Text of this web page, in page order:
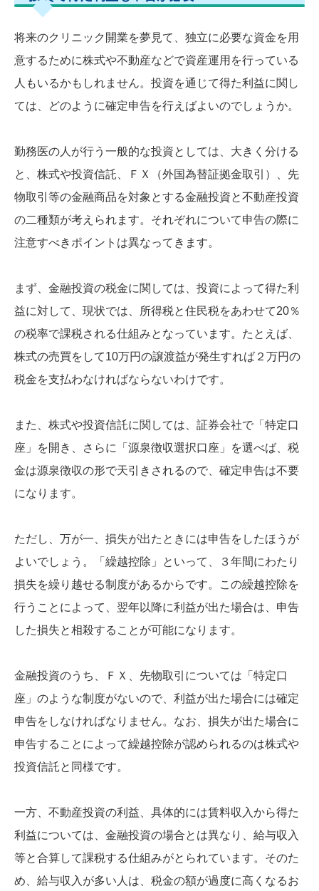
将来のクリニック開業を夢見て、独立に必要な資金を用
意するために株式や不動産などで資産運用を行っている
人もいるかもしれません。投資を通じて得た利益に関し
ては、どのように確定申告を行えばよいのでしょうか。
勤務医の人が行う一般的な投資としては、大きく分ける
と、株式や投資信託、ＦＸ（外国為替証拠金取引）、先
物取引等の金融商品を対象とする金融投資と不動産投資
の二種類が考えられます。それぞれについて申告の際に
注意すべきポイントは異なってきます。
まず、金融投資の税金に関しては、投資によって得た利
益に対して、現状では、所得税と住民税をあわせて20％
の税率で課税される仕組みとなっています。たとえば、
株式の売買をして10万円の譲渡益が発生すれば２万円の
税金を支払わなければならないわけです。
また、株式や投資信託に関しては、証券会社で「特定口
座」を開き、さらに「源泉徴収選択口座」を選べば、税
金は源泉徴収の形で天引きされるので、確定申告は不要
になります。
ただし、万が一、損失が出たときには申告をしたほうが
よいでしょう。「繰越控除」といって、３年間にわたり
損失を繰り越せる制度があるからです。この繰越控除を
行うことによって、翌年以降に利益が出た場合は、申告
した損失と相殺することが可能になります。
金融投資のうち、ＦＸ、先物取引については「特定口
座」のような制度がないので、利益が出た場合には確定
申告をしなければなりません。なお、損失が出た場合に
申告することによって繰越控除が認められるのは株式や
投資信託と同様です。
一方、不動産投資の利益、具体的には賃料収入から得た
利益については、金融投資の場合とは異なり、給与収入
等と合算して課税する仕組みがとられています。そのた
め、給与収入が多い人は、税金の額が過度に高くなるお